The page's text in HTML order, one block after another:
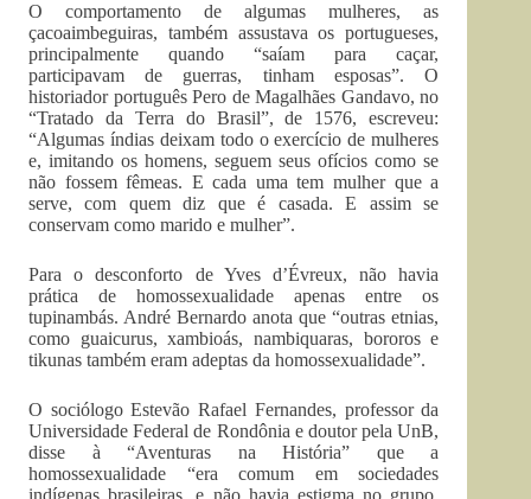
O comportamento de algumas mulheres, as
çacoaimbeguiras, também assustava os portugueses,
principalmente quando “saíam para caçar,
participavam de guerras, tinham esposas”. O
historiador português Pero de Magalhães Gandavo, no
“Tratado da Terra do Brasil”, de 1576, escreveu:
“Algumas índias deixam todo o exercício de mulheres
e, imitando os homens, seguem seus ofícios como se
não fossem fêmeas. E cada uma tem mulher que a
serve, com quem diz que é casada. E assim se
conservam como marido e mulher”.
Para o desconforto de Yves d’Évreux, não havia
prática de homossexualidade apenas entre os
tupinambás. André Bernardo anota que “outras etnias,
como guaicurus, xambioás, nambiquaras, bororos e
tikunas também eram adeptas da homossexualidade”.
O sociólogo Estevão Rafael Fernandes, professor da
Uni­versidade Federal de Rondônia e doutor pela UnB,
disse à “Aventuras na História” que a
homossexualidade “era comum em sociedades